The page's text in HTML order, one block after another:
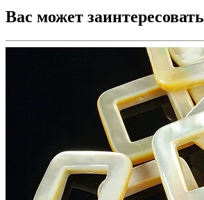
Вас может заинтересовать